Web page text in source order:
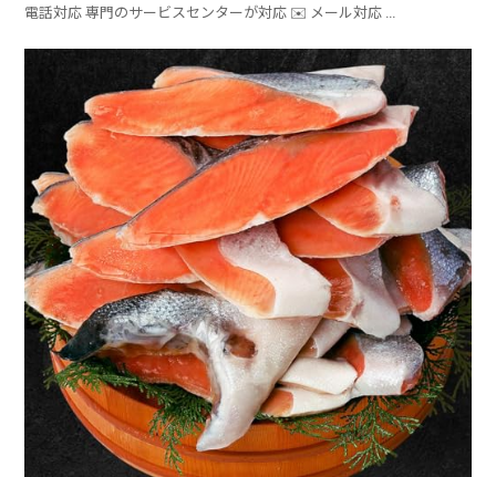
電話対応 専門のサービスセンターが対応 ✉️ メール対応 ...